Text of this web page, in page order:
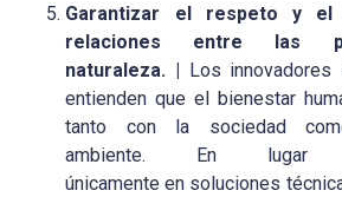
Garantizar el respeto y el
relaciones entre las
naturaleza. |
Los
entienden que el bienestar
tanto con la sociedad
ambiente. En lugar
únicamente en soluciones